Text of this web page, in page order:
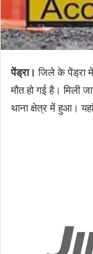
पेंड्रा।जिले के पेंड्रा
मौत हो गई है। मिली
थाना क्षेत्र में हुआ।